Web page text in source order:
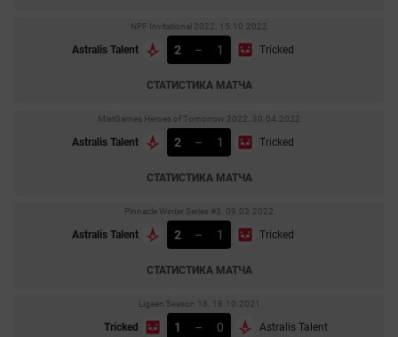
NPF Invitational 2022. 15.10.2022
Astralis Talent 2 – 1 Tricked
СТАТИСТИКА МАТЧА
MistGames Heroes of Tomorrow 2022. 30.04.2022
Astralis Talent 2 – 1 Tricked
СТАТИСТИКА МАТЧА
Pinnacle Winter Series #3. 09.03.2022
Astralis Talent 2 – 1 Tricked
СТАТИСТИКА МАТЧА
Ligaen Season 18. 18.10.2021
Tricked 1 – 0 Astralis Talent